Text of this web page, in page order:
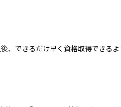
できるだけ早く資格取得できるよ